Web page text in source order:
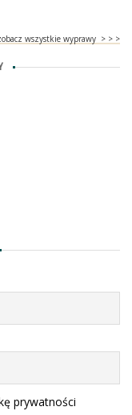
wszystkie wyprawy > > >
prywatności